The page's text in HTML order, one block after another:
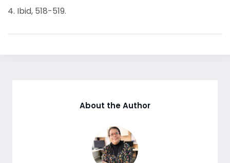
4. Ibid, 518-519.
About the Author